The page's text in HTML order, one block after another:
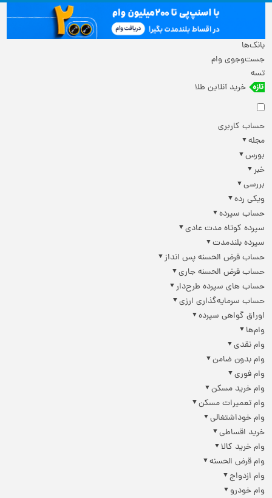
بانک‌ها
جست‌وجوی وام
تسه
خرید آنلاین طلا
حساب کاربری
مجله
بورس
خبر
بررسی
ویکی رده
حساب سپرده
سپرده کوتاه مدت عادی
سپرده بلندمدت
حساب قرض الحسنه پس انداز
حساب قرض الحسنه جاری
حساب های سپرده طرح‌دار
حساب سرمایه‌گذاری ارزی
اوراق گواهی سپرده
وام‌ها
وام نقدی
وام بدون ضامن
وام فوری
وام خرید مسکن
وام تعمیرات مسکن
وام خوداشتغالی
خرید اقساطی
وام خرید کالا
وام قرض الحسنه
وام ازدواج
وام خودرو